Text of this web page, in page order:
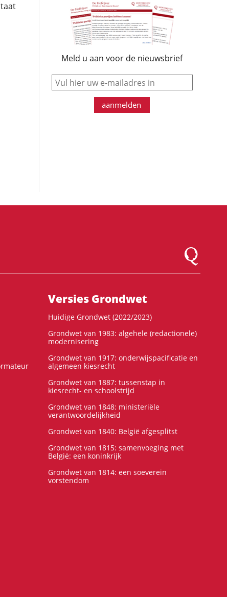
Meld u aan voor de nieuwsbrief
e-mail
aanmelden
Logo
Versies Grondwet
Huidige Grondwet (2022/2023)
Grondwet van 1983: algehele (redactionele)
modernisering
Grondwet van 1917: onderwijspacificatie en
algemeen kiesrecht
Grondwet van 1887: tussenstap in
kiesrecht- en schoolstrijd
Grondwet van 1848: ministeriële
verantwoordelijkheid
Grondwet van 1840: België afgesplitst
Grondwet van 1815: samenvoeging met
België: een koninkrijk
Grondwet van 1814: een soeverein
vorstendom